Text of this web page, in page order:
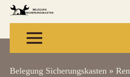
Belegung Sicherungskasten »